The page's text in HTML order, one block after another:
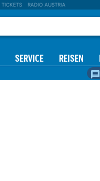
TICKETS RADIO AUSTRIA
SERVICE REISEN